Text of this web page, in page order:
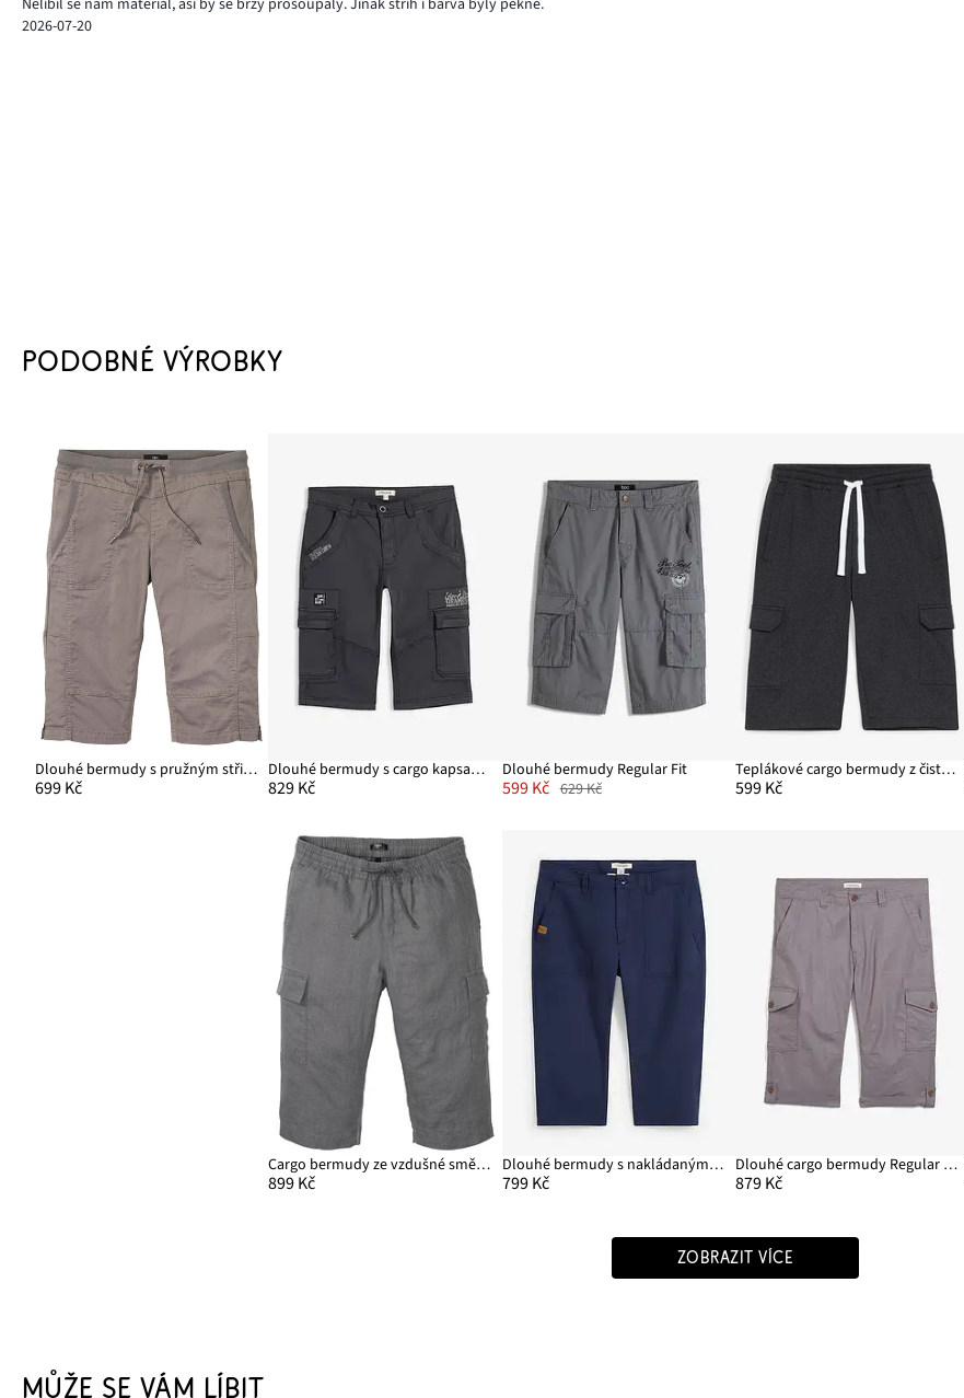
2026-07-20
PODOBNÉ VÝROBKY
Dlouhé bermudy s pružným střihem, Regular Fit
699 Kč
Dlouhé bermudy s cargo kapsami, Regular Fit
829 Kč
Dlouhé bermudy Regular Fit
599 Kč 629 Kč
Teplákové cargo bermudy z čisté organické bavlny
599 Kč
Cargo bermudy ze vzdušné směsi se lnem, Regular Fit
899 Kč
Dlouhé bermudy s nakládanými kapsami, Regular Fit
799 Kč
Dlouhé cargo bermudy Regular Fit, ze vzdušné lněné směsi
879 Kč
ZOBRAZIT VÍCE
MŮŽE SE VÁM LÍBIT